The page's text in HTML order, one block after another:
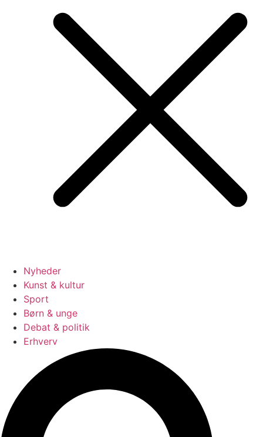
Nyheder
Kunst & kultur
Sport
Børn & unge
Debat & politik
Erhverv